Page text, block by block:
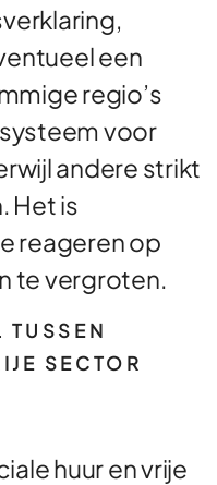
een
regio’s
voor
andere strikt
Het is
reageren op
te vergroten.
TUSSEN
SECTOR
huur en vrije